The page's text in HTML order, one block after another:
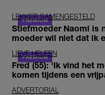
LEKKER SAMENGESTELD
Stiefmoeder Naomi is
moeder wil niet dat ik
LIEVE HELEEN
Fred (55): 'Ik vind het
komen tijdens een
ADVERTORIAL